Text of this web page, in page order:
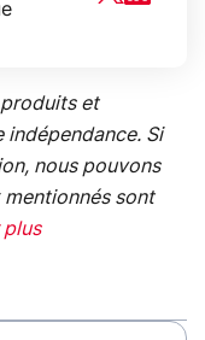
et
Si
nous pouvons
mentionnés sont
plus